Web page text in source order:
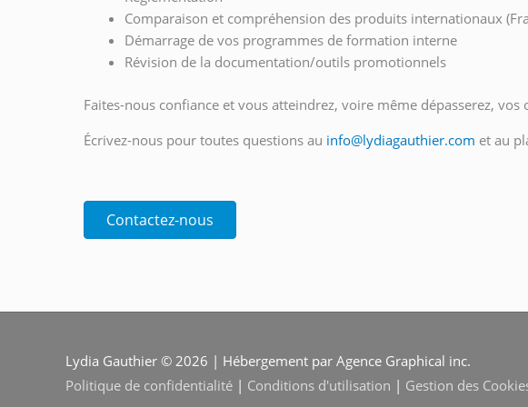
Comparaison et compréhension des produits internationaux
Démarrage de vos programmes de formation interne
Révision de la documentation/outils promotionnels
Faites-nous confiance et vous atteindrez, voire même dépasserez, vos
Écrivez-nous pour toutes questions au info@lydiagauthier.com et au
Contactez-nous
Lydia Gauthier © 2026 | Hébergement par Agence Graphical inc.
Politique de confidentialité | Conditions d'utilisation | Gestion des